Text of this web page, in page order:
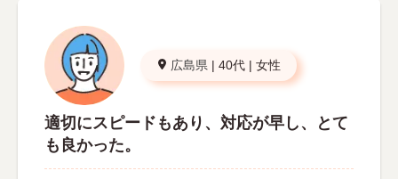
広島県 | 40代 | 女性
適切にスピードもあり、対応が早し、とて
も良かった。